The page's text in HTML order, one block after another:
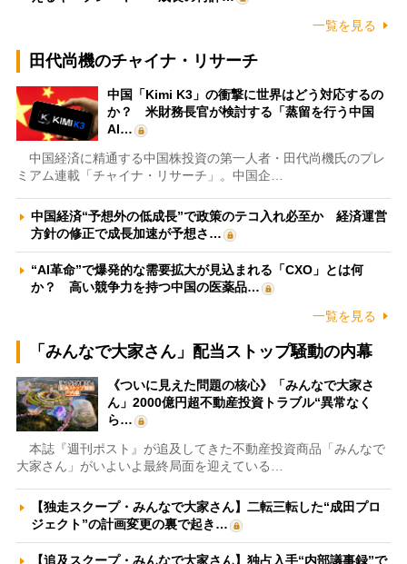
一覧を見る
田代尚機のチャイナ・リサーチ
中国「Kimi K3」の衝撃に世界はどう対応するの
か？ 米財務長官が検討する「蒸留を行う中国
AI…
中国経済に精通する中国株投資の第一人者・田代尚機氏のプレ
ミアム連載「チャイナ・リサーチ」。中国企…
中国経済“予想外の低成長”で政策のテコ入れ必至か 経済運営
方針の修正で成長加速が予想さ…
“AI革命”で爆発的な需要拡大が見込まれる「CXO」とは何
か？ 高い競争力を持つ中国の医薬品…
一覧を見る
「みんなで大家さん」配当ストップ騒動の内幕
《ついに見えた問題の核心》「みんなで大家さ
ん」2000億円超不動産投資トラブル“異常なく
ら…
本誌『週刊ポスト』が追及してきた不動産投資商品「みんなで
大家さん」がいよいよ最終局面を迎えている…
【独走スクープ・みんなで大家さん】二転三転した“成田プロ
ジェクト”の計画変更の裏で起き…
【追及スクープ・みんなで大家さん】独占入手“内部議事録”で